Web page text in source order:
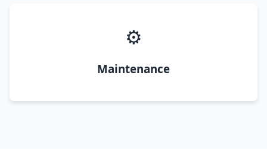
⚙️
Maintenance